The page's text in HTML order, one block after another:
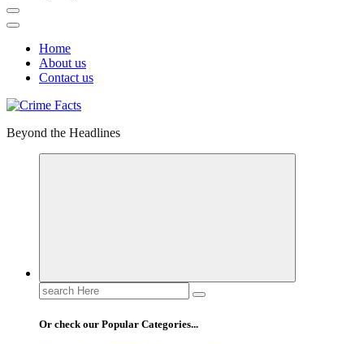
Home
About us
Contact us
Beyond the Headlines
Or check our Popular Categories...